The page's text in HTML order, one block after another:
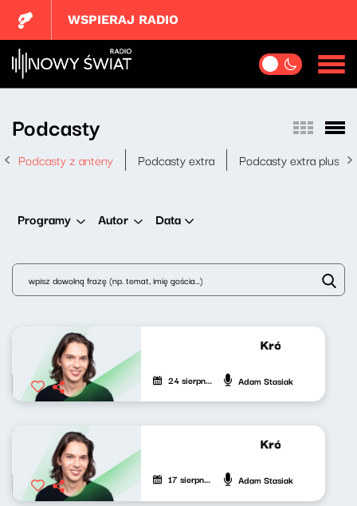
WSPIERAJ RADIO
Podcasty
Podcasty z anteny Podcasty extra Podcasty extra plus
Programy Autor Data
Krótkie
24 sierpnia 2024 Adam Stasiak
Krótkie
17 sierpnia 2024 Adam Stasiak